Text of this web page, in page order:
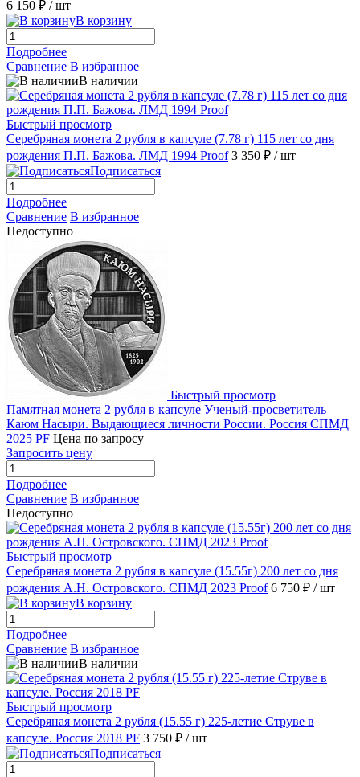
6 150 ₽ / шт
В корзину
Подробнее
Сравнение В избранное
В наличии
Быстрый просмотр
Серебряная монета 2 рубля в капсуле (7.78 г) 115 лет со дня
рождения П.П. Бажова. ЛМД 1994 Proof 3 350 ₽ / шт
Подписаться
Подробнее
Сравнение В избранное
Недоступно
Быстрый просмотр
Памятная монета 2 рубля в капсуле Ученый-просветитель
Каюм Насыри. Выдающиеся личности России. Россия СПМД
2025 PF Цена по запросу
Запросить цену
Подробнее
Сравнение В избранное
Недоступно
Быстрый просмотр
Серебряная монета 2 рубля в капсуле (15.55г) 200 лет со дня
рождения А.Н. Островского. СПМД 2023 Proof 6 750 ₽ / шт
В корзину
Подробнее
Сравнение В избранное
В наличии
Быстрый просмотр
Серебряная монета 2 рубля (15.55 г) 225-летие Струве в
капсуле. Россия 2018 PF 3 750 ₽ / шт
Подписаться